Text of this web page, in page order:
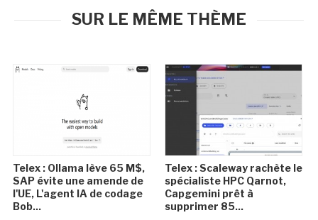
SUR LE MÊME THÈME
Telex : Ollama lève 65 M$,
SAP évite une amende de
l'UE, L'agent IA de codage
Bob...
Telex : Scaleway rachète le
spécialiste HPC Qarnot,
Capgemini prêt à
supprimer 85...